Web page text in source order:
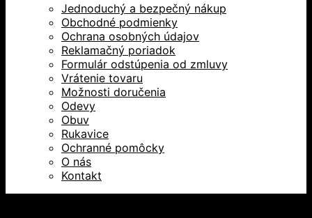
Jednoduchý a bezpečný nákup
Obchodné podmienky
Ochrana osobných údajov
Reklamačný poriadok
Formulár odstúpenia od zmluvy
Vrátenie tovaru
Možnosti doručenia
Odevy
Obuv
Rukavice
Ochranné pomôcky
O nás
Kontakt